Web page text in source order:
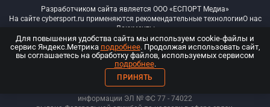
Разработчиком сайта является ООО «ЕСПОРТ Медиа»
На сайте cybersport.ru применяются рекомендательные технологииО нас
Документы
© ООО «Киберспорт.ру» — Все права защищены
18+
ООО «Киберспорт.ру». Свидетельство о регистрации средств массовой
информации ЭЛ № ФС 77 - 74022
Для повышения удобства сайта мы используем cookie-файлы и
сервис Яндекс.Метрика подробнее. Продолжая использовать сайт,
вы соглашаетесь на обработку файлов, используемых сервисом
подробнее.
ПРИНЯТЬ